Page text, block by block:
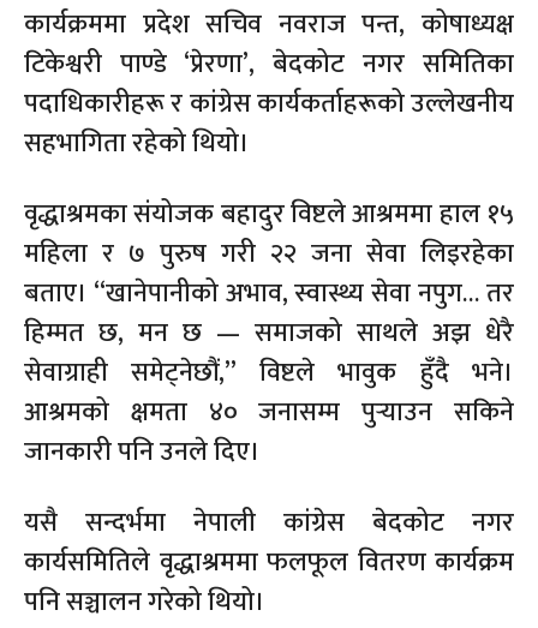
कार्यक्रममा प्रदेश सचिव नवराज पन्त, कोषाध्यक्ष
टिकेश्वरी पाण्डे ‘प्रेरणा’, बेदकोट नगर समितिका
पदाधिकारीहरू र कांग्रेस कार्यकर्ताहरूको उल्लेखनीय
सहभागिता रहेको थियो।
वृद्धाश्रमका संयोजक बहादुर विष्टले आश्रममा हाल १५
महिला र ७ पुरुष गरी २२ जना सेवा लिइरहेका
बताए। “खानेपानीको अभाव, स्वास्थ्य सेवा नपुग… तर
हिम्मत छ, मन छ — समाजको साथले अझ धेरै
सेवाग्राही समेट्नेछौं,” विष्टले भावुक हुँदै भने।
आश्रमको क्षमता ४० जनासम्म पुर्‍याउन सकिने
जानकारी पनि उनले दिए।
यसै सन्दर्भमा नेपाली कांग्रेस बेदकोट नगर
कार्यसमितिले वृद्धाश्रममा फलफूल वितरण कार्यक्रम
पनि सञ्चालन गरेको थियो।